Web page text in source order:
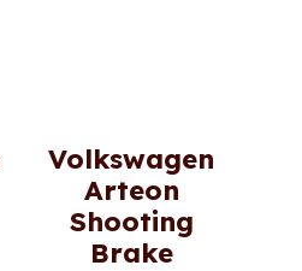
Volkswagen
Arteon
Shooting
Brake